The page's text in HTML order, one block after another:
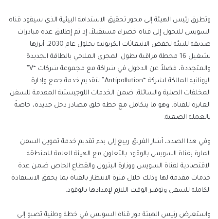
وتطرق رئيس الهيئة إلى محور تحقيق الاستدامة البيئية الذي سيقود قناة
السويس للتحول إلى قناة خضراء مستقبلاً، إذ تم إطلاق عدة مبادرات
صديقة للبيئة لخفض الانبعاثات الكربونية بحلول عام 2030، أبرزها
تشغيل 16 محطة مراقبة بطول المجرى الملاحي بالطاقة الجديدة
والمتجددة، فضلاً عن الدخول في شراكة مع مجموعة شركات “V”
اليونانية المالكة لشركة “Antipollution” لتقديم خدمة جمع وإدارة
المخلفات الصلبة والسائلة، ضمن الخدمات اللوجيستية المقدمة للسفن
العابرة للقناة، وهو ما يتكامل مع خطة خلق مصادر دخل جديدة، خاصةً
بالعملة الصعبة.
وفي هذا الصدد، أشار الفريق ربيع إلى بدء تقديم خدمة تموين السفن
المارة بقناة السويس بالوقود بالتعاون مع الهيئة العامة للمنطقة
الاقتصادية لقناة السويس ووزارة البترول والقطاع الخاص ضمن عدة
خدمات مقدمة لها وذلك خلال فترة الانتظار بالقناة بما يحقق الاستفادة
الكاملة للسفن وتوفير الوقت اللازم لإمدادها بالوقود.
واستعرض رئيس الهيئة دور قناة السويس في خطة وطنية تصبو إلى